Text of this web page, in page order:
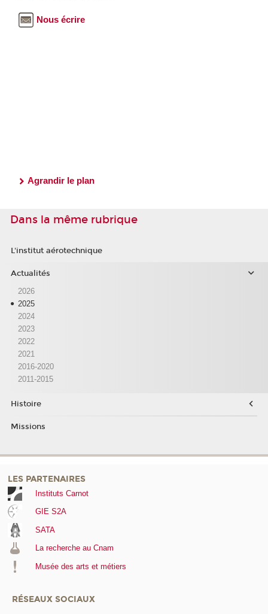
Nous écrire
Agrandir le plan
Dans la même rubrique
L'institut aérotechnique
Actualités
2026
2025
2024
2023
2022
2021
2016-2020
2011-2015
Histoire
Missions
LES PARTENAIRES
Instituts Carnot
GIE S2A
SATA
La recherche au Cnam
Musée des arts et métiers
RÉSEAUX SOCIAUX